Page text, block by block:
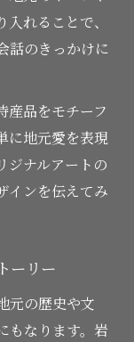
れることで、
話のきっかけに
産品をモチーフ
に地元愛を表現
ジナルアートの
インを伝えてみ
ーリー
元の歴史や文
もなります。岩